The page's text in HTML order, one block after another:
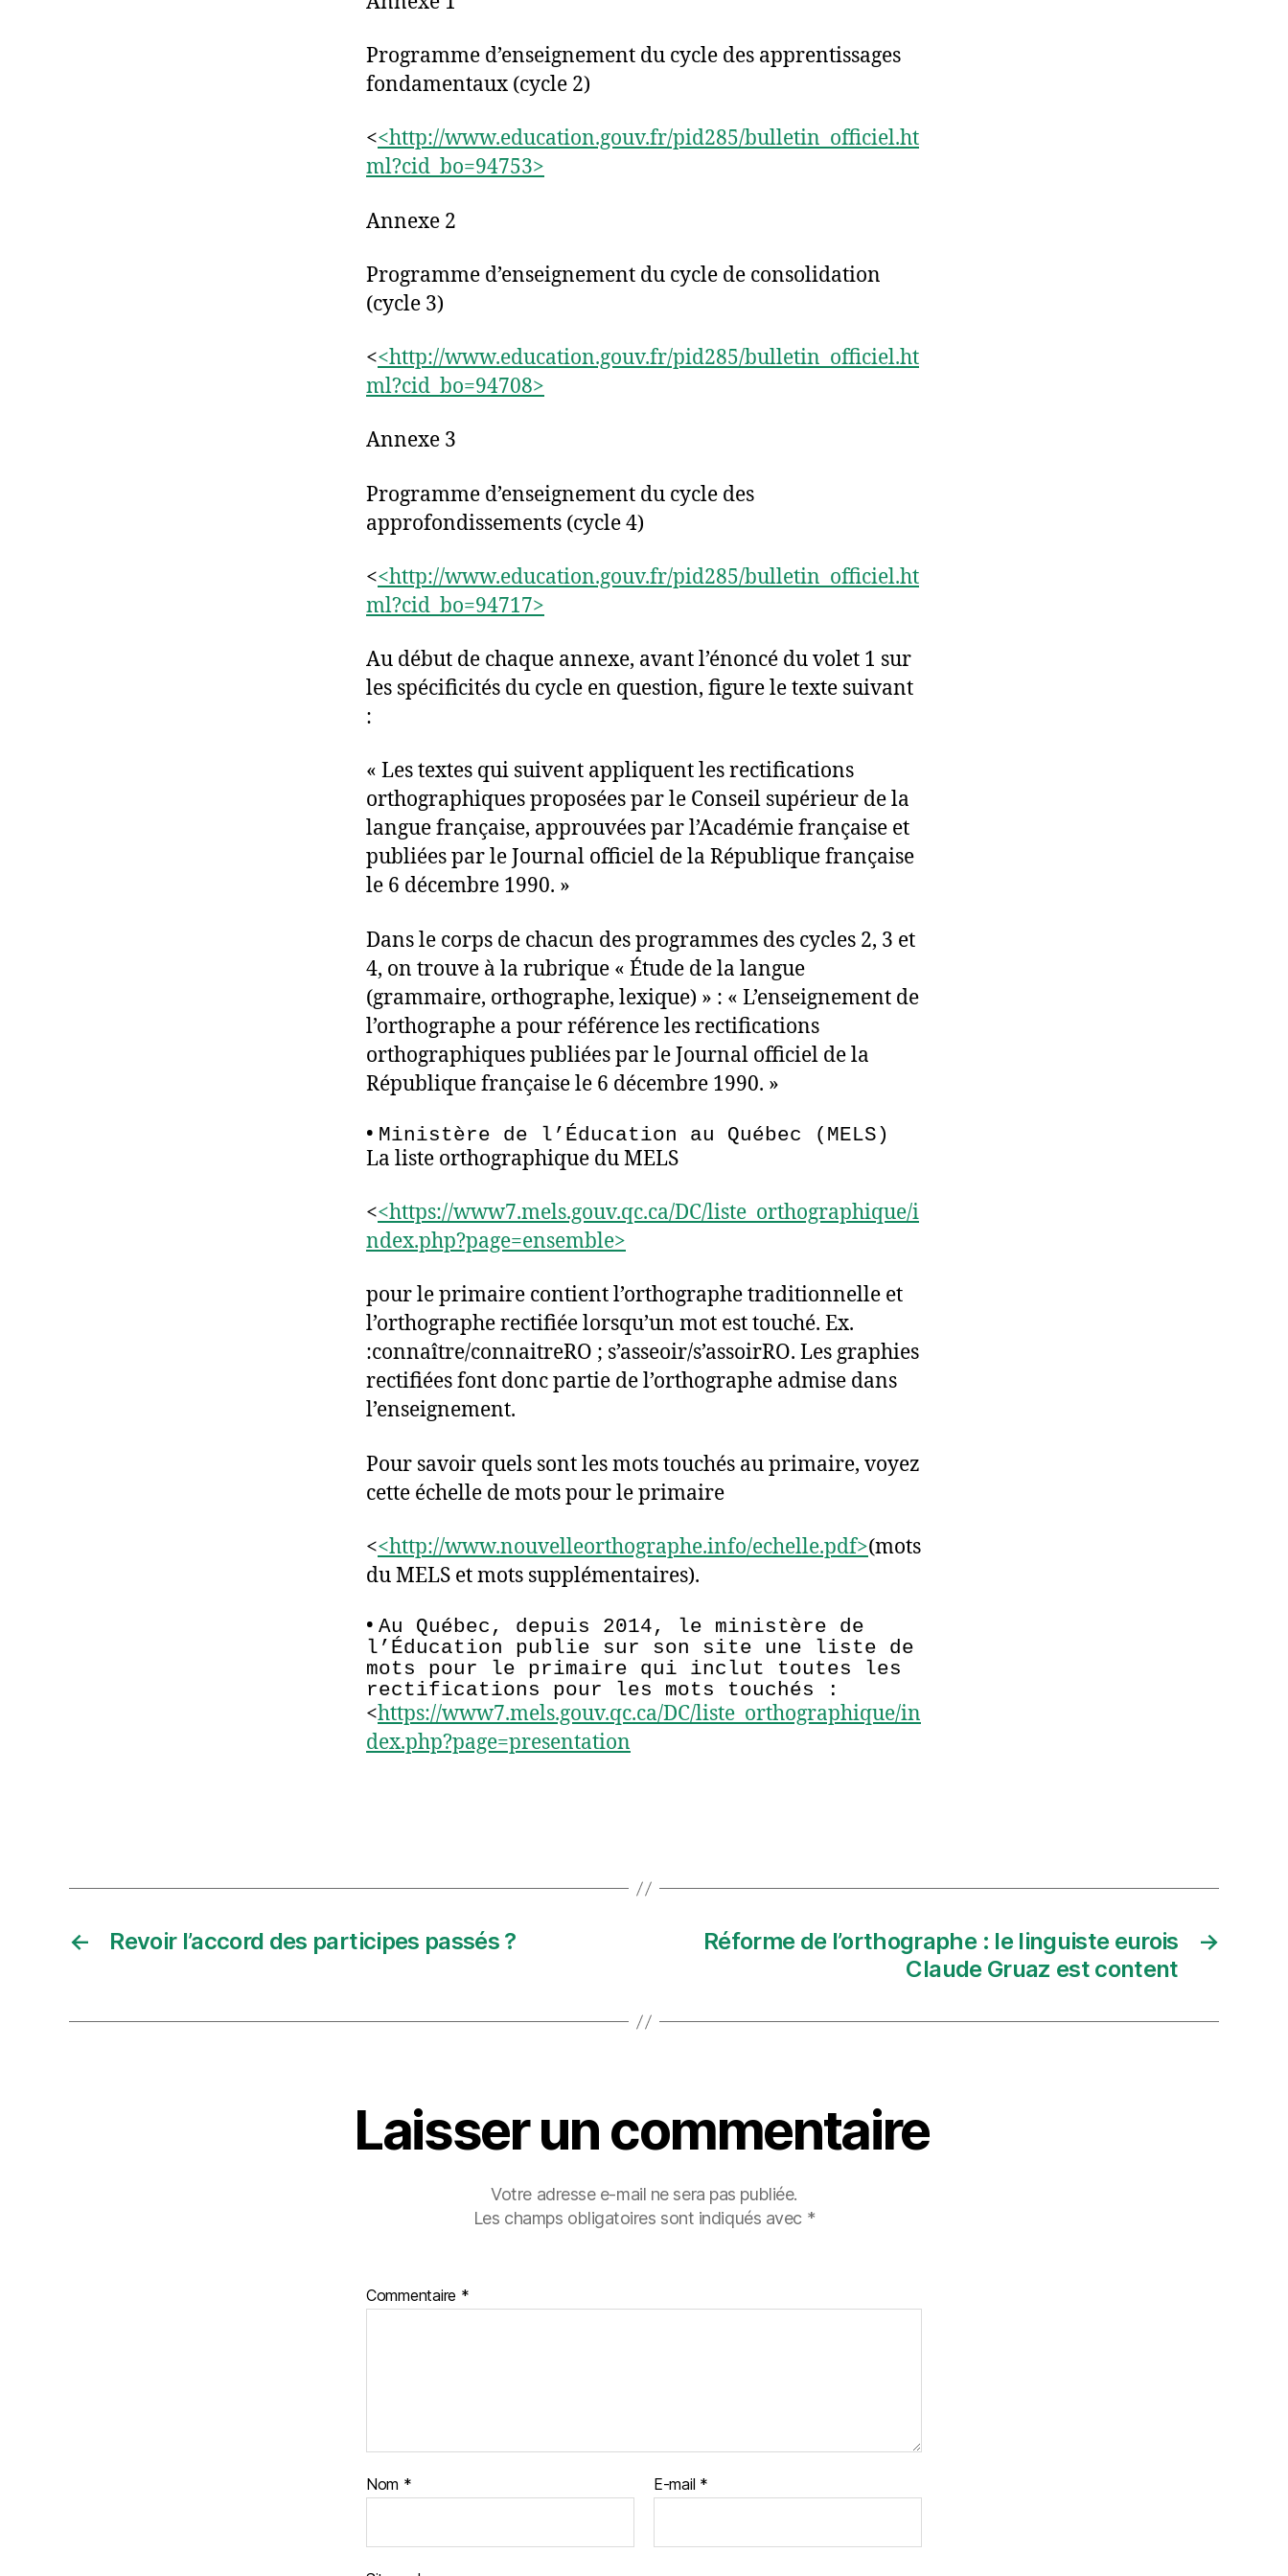
Programme d’enseignement du cycle des apprentissages
fondamentaux (cycle 2)
<<http://www.education.gouv.fr/pid285/bulletin_officiel.ht
ml?cid_bo=94753>
Annexe 2
Programme d’enseignement du cycle de consolidation
(cycle 3)
<<http://www.education.gouv.fr/pid285/bulletin_officiel.ht
ml?cid_bo=94708>
Annexe 3
Programme d’enseignement du cycle des
approfondissements (cycle 4)
<<http://www.education.gouv.fr/pid285/bulletin_officiel.ht
ml?cid_bo=94717>
Au début de chaque annexe, avant l’énoncé du volet 1 sur
les spécificités du cycle en question, figure le texte suivant
:
« Les textes qui suivent appliquent les rectifications
orthographiques proposées par le Conseil supérieur de la
langue française, approuvées par l’Académie française et
publiées par le Journal officiel de la République française
le 6 décembre 1990. »
Dans le corps de chacun des programmes des cycles 2, 3 et
4, on trouve à la rubrique « Étude de la langue
(grammaire, orthographe, lexique) » : « L’enseignement de
l’orthographe a pour référence les rectifications
orthographiques publiées par le Journal officiel de la
République française le 6 décembre 1990. »
• Ministère de l’Éducation au Québec (MELS)
La liste orthographique du MELS
<<https://www7.mels.gouv.qc.ca/DC/liste_orthographique/i
ndex.php?page=ensemble>
pour le primaire contient l’orthographe traditionnelle et
l’orthographe rectifiée lorsqu’un mot est touché. Ex.
:connaître/connaitreRO ; s’asseoir/s’assoirRO. Les graphies
rectifiées font donc partie de l’orthographe admise dans
l’enseignement.
Pour savoir quels sont les mots touchés au primaire, voyez
cette échelle de mots pour le primaire
<<http://www.nouvelleorthographe.info/echelle.pdf>(mots
du MELS et mots supplémentaires).
• Au Québec, depuis 2014, le ministère de
l’Éducation publie sur son site une liste de
mots pour le primaire qui inclut toutes les
rectifications pour les mots touchés :
<https://www7.mels.gouv.qc.ca/DC/liste_orthographique/in
dex.php?page=presentation
← Revoir l’accord des participes passés ? →
Réforme de l’orthographe : le linguiste eurois
Claude Gruaz est content
Laisser un commentaire
Votre adresse e-mail ne sera pas publiée.
Les champs obligatoires sont indiqués avec *
Commentaire *
Nom * E-mail *